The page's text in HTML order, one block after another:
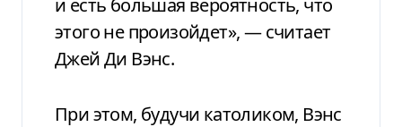
этого не произойдет», — считает
Джей Ди Вэнс.
При этом, будучи католиком, Вэнс